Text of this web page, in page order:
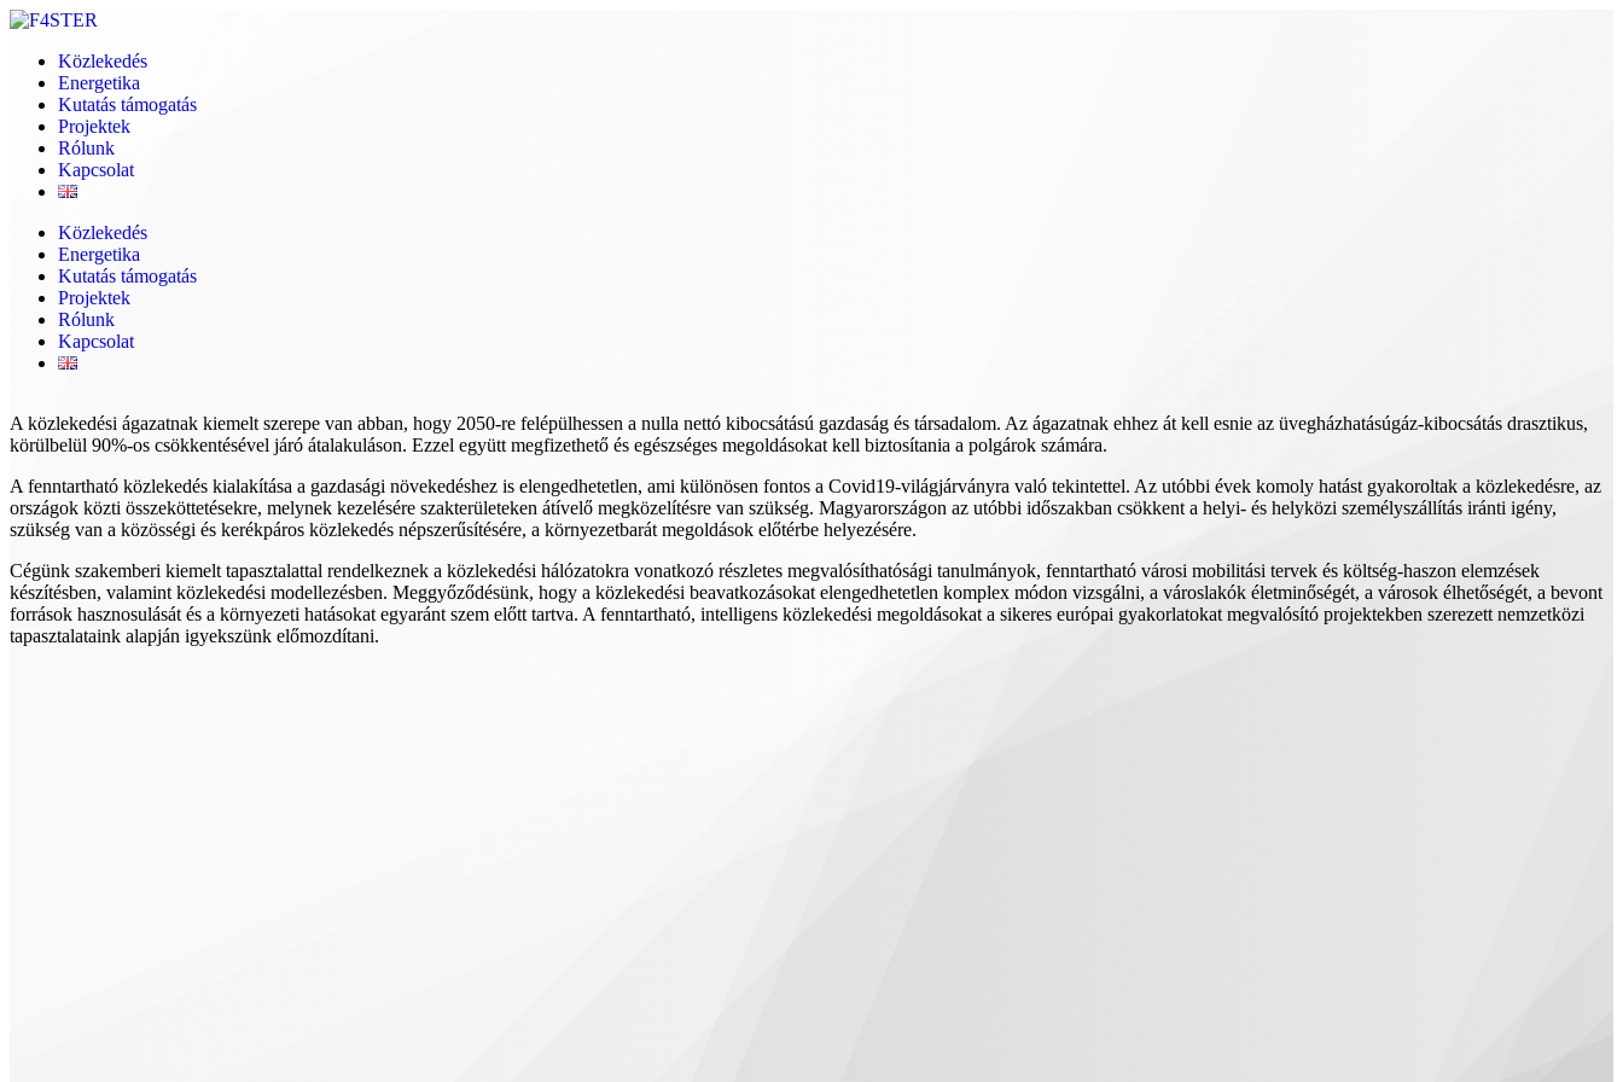
Skip
contentKözlekedés
Energetika
Kutatás támogatás
Projektek
Rólunk
Kapcsolat
Közlekedés
Energetika
Kutatás támogatás
Projektek
Rólunk
Kapcsolat
A közlekedési ágazatnak kiemelt szerepe van abban, hogy 2050-re felépülhessen a nulla nettó kibocsátású gazdaság és társadalom. Az ágazatnak ehhez át kell esnie az üvegházhatásúgáz-kibocsátás drasztikus,
körülbelül 90%-os csökkentésével járó átalakuláson. Ezzel együtt megfizethető és egészséges megoldásokat kell biztosítania a polgárok számára.
A fenntartható közlekedés kialakítása a gazdasági növekedéshez is elengedhetetlen, ami különösen fontos a Covid19-világjárványra való tekintettel. Az utóbbi évek komoly hatást gyakoroltak a közlekedésre, az
országok közti összeköttetésekre, melynek kezelésére szakterületeken átívelő megközelítésre van szükség. Magyarországon az utóbbi időszakban csökkent a helyi- és helyközi személyszállítás iránti igény,
szükség van a közösségi és kerékpáros közlekedés népszerűsítésére, a környezetbarát megoldások előtérbe helyezésére.
Cégünk szakemberi kiemelt tapasztalattal rendelkeznek a közlekedési hálózatokra vonatkozó részletes megvalósíthatósági tanulmányok, fenntartható városi mobilitási tervek és költség-haszon elemzések
készítésben, valamint közlekedési modellezésben. Meggyőződésünk, hogy a közlekedési beavatkozásokat elengedhetetlen komplex módon vizsgálni, a városlakók életminőségét, a városok élhetőségét, a bevont
források hasznosulását és a környezeti hatásokat egyaránt szem előtt tartva. A fenntartható, intelligens közlekedési megoldásokat a sikeres európai gyakorlatokat megvalósító projektekben szerezett nemzetközi
tapasztalataink alapján igyekszünk előmozdítani.